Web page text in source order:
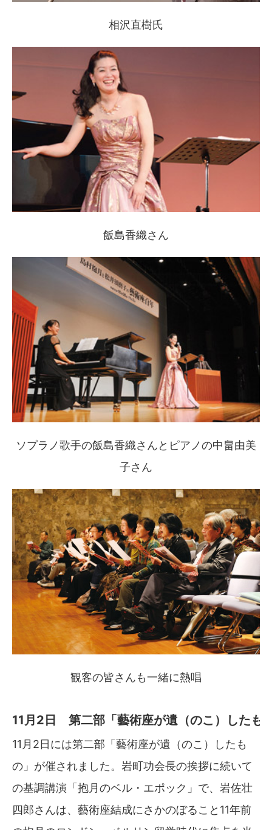
相沢直樹氏
飯島香織さん
ソプラノ歌手の飯島香織さんとピアノの中畠由美
子さん
観客の皆さんも一緒に熱唱
11月2日 第二部「藝術座が遺（のこ）したも
11月2日には第二部「藝術座が遺（のこ）したも
の」が催されました。岩町功会長の挨拶に続いて
の基調講演「抱月のベル・エポック」で、岩佐壮
四郎さんは、藝術座結成にさかのぼること11年前